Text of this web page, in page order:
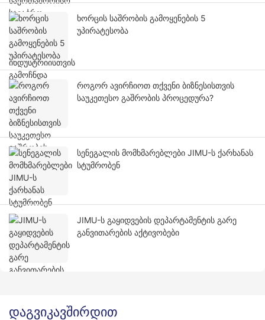
ხორცის საშრობის გამოყენების 5
უპირატესობა
როგორ ავირჩიოთ თქვენი ბიზნესისთვის
საუკეთესო გაშრობის პროცედურა?
სენეგალის მომხმარებლები JIMU-ს ქარხანას
სტუმრობენ
JIMU-ს გაყიდვების დეპარტამენტის გარე
განვითარების აქტივობები
დაგვიკავშირდით